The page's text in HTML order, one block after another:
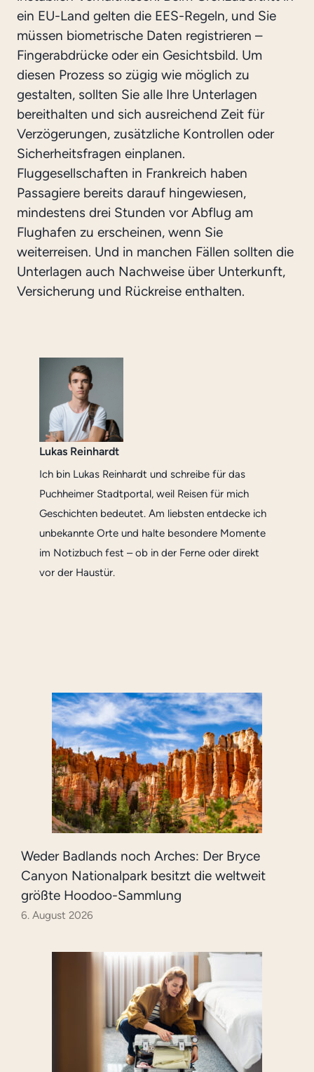
ein EU-Land gelten die EES-Regeln, und Sie
müssen biometrische Daten registrieren –
Fingerabdrücke oder ein Gesichtsbild. Um
diesen Prozess so zügig wie möglich zu
gestalten, sollten Sie alle Ihre Unterlagen
bereithalten und sich ausreichend Zeit für
Verzögerungen, zusätzliche Kontrollen oder
Sicherheitsfragen einplanen.
Fluggesellschaften in Frankreich haben
Passagiere bereits darauf hingewiesen,
mindestens drei Stunden vor Abflug am
Flughafen zu erscheinen, wenn Sie
weiterreisen. Und in manchen Fällen sollten die
Unterlagen auch Nachweise über Unterkunft,
Versicherung und Rückreise enthalten.
Lukas Reinhardt
Ich bin Lukas Reinhardt und schreibe für das
Puchheimer Stadtportal, weil Reisen für mich
Geschichten bedeutet. Am liebsten entdecke ich
unbekannte Orte und halte besondere Momente
im Notizbuch fest – ob in der Ferne oder direkt
vor der Haustür.
Weder Badlands noch Arches: Der Bryce
Canyon Nationalpark besitzt die weltweit
größte Hoodoo-Sammlung
6. August 2026